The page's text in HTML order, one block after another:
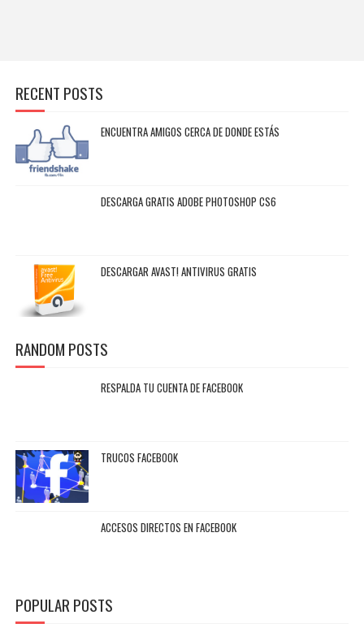
RECENT POSTS
ENCUENTRA AMIGOS CERCA DE DONDE ESTÁS
DESCARGA GRATIS ADOBE PHOTOSHOP CS6
DESCARGAR AVAST! ANTIVIRUS GRATIS
RANDOM POSTS
RESPALDA TU CUENTA DE FACEBOOK
TRUCOS FACEBOOK
ACCESOS DIRECTOS EN FACEBOOK
POPULAR POSTS